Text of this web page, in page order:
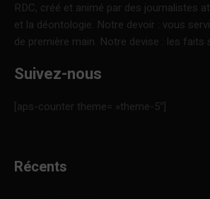
RDC, créé et animé par des journalistes
et la déontologie. Notre devoir : vous
de première main. Notre devise : les faits
Suivez-nous
[aps-counter theme= »theme-5″]
Récents